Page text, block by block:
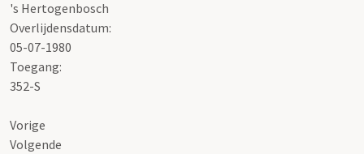
's Hertogenbosch
Overlijdensdatum:
05-07-1980
Toegang:
352-S
Vorige
Volgende